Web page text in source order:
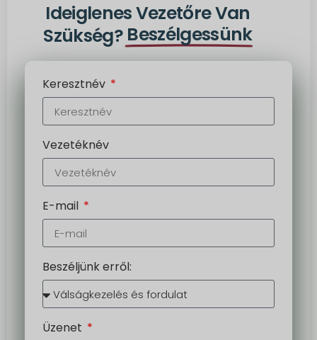
Ideiglenes Vezetőre Van
Szükség? Beszélgessünk
Keresztnév
Vezetéknév
E-mail
Beszéljünk erről:
Üzenet